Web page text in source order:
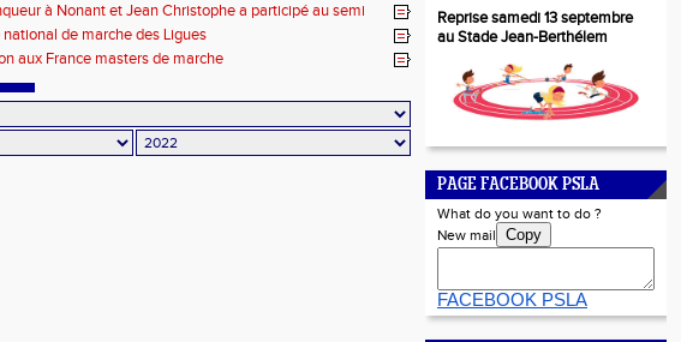
à Nonant et Jean Christophe a participé au semi
de marche des Ligues
aux France masters de marche
Reprise samedi 13 septembre
au Stade Jean-Berthélem
PAGE FACEBOOK PSLA
What do you want to do ?
New mail
Copy
FACEBOOK PSLA